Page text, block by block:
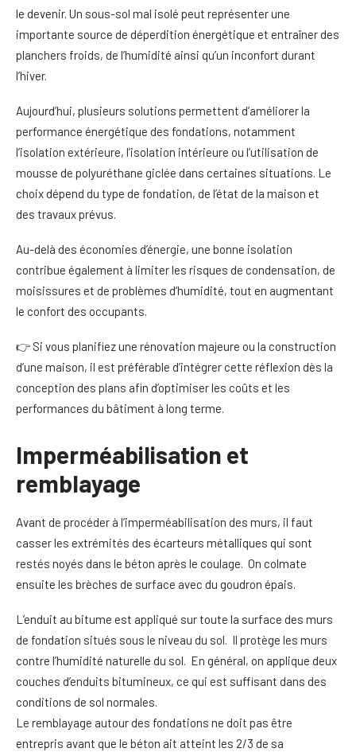
le devenir. Un sous-sol mal isolé peut représenter une
importante source de déperdition énergétique et entraîner des
planchers froids, de l’humidité ainsi qu’un inconfort durant
l’hiver.
Aujourd’hui, plusieurs solutions permettent d’améliorer la
performance énergétique des fondations, notamment
l’isolation extérieure, l’isolation intérieure ou l’utilisation de
mousse de polyuréthane giclée dans certaines situations. Le
choix dépend du type de fondation, de l’état de la maison et
des travaux prévus.
Au-delà des économies d’énergie, une bonne isolation
contribue également à limiter les risques de condensation, de
moisissures et de problèmes d’humidité, tout en augmentant
le confort des occupants.
👉 Si vous planifiez une rénovation majeure ou la construction
d’une maison, il est préférable d’intégrer cette réflexion dès la
conception des plans afin d’optimiser les coûts et les
performances du bâtiment à long terme.
Imperméabilisation et
remblayage
Avant de procéder à l’imperméabilisation des murs, il faut
casser les extrémités des écarteurs métalliques qui sont
restés noyés dans le béton après le coulage. On colmate
ensuite les brèches de surface avec du goudron épais.
L’enduit au bitume est appliqué sur toute la surface des murs
de fondation situés sous le niveau du sol. Il protège les murs
contre l’humidité naturelle du sol. En général, on applique deux
couches d’enduits bitumineux, ce qui est suffisant dans des
conditions de sol normales.
Le remblayage autour des fondations ne doit pas être
entrepris avant que le béton ait atteint les 2/3 de sa